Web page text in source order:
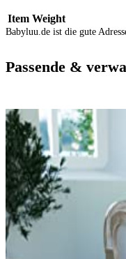
Item Weight
Babyluu.de ist die gute
Passende &